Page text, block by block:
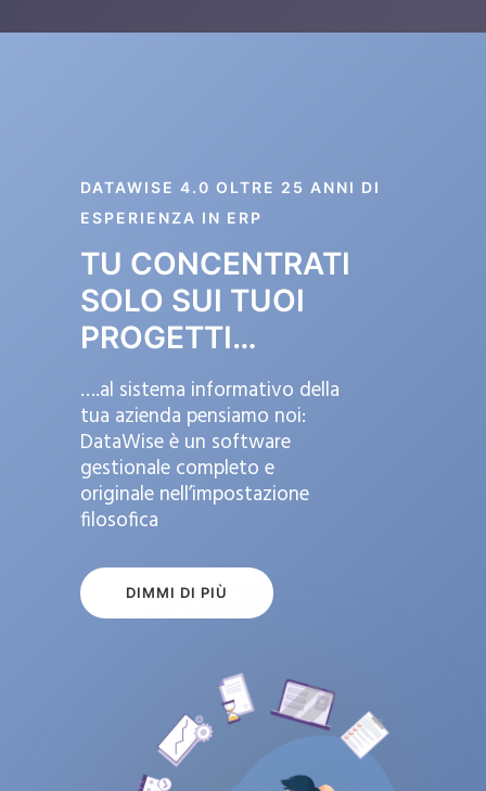
DATAWISE 4.0 OLTRE 25 ANNI DI
ESPERIENZA IN ERP
TU CONCENTRATI
SOLO SUI TUOI
PROGETTI…
….al sistema informativo della
tua azienda pensiamo noi:
DataWise è un software
gestionale completo e
originale nell’impostazione
filosofica
DIMMI DI PIÙ